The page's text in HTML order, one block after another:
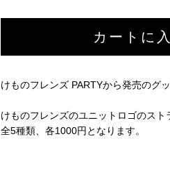
けものフレンズ PARTYから発売のグ
けものフレンズのユニットロゴのスト
全5種類、各1000円となります。